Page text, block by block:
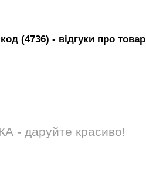
(4736) - вiдгуки про товар
даруйте красиво!